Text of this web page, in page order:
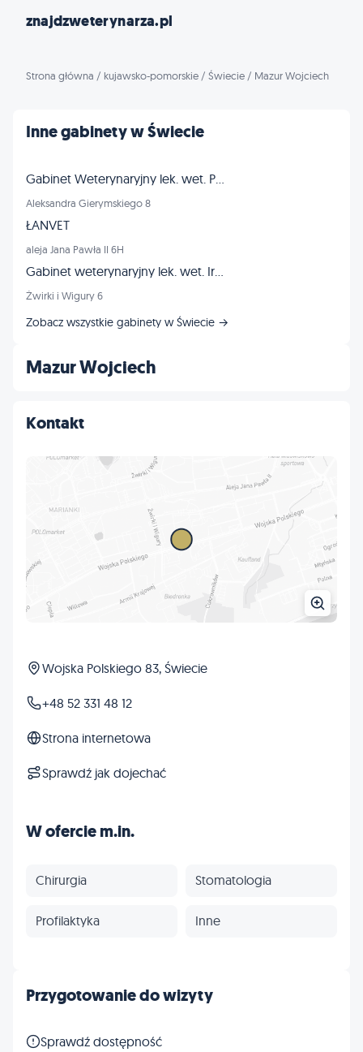
znajdzweterynarza.pl
Strona główna / kujawsko-pomorskie / Świecie / Mazur Wojciech
Mazur Wojciech
Kontakt
Wojska Polskiego 83, Świecie
+48 52 331 48 12
Strona internetowa
Sprawdź jak dojechać
W ofercie m.in.
Chirurgia Stomatologia
Profilaktyka Inne
Inne gabinety w Świecie
Gabinet Weterynaryjny lek. wet. Paweł Szydłowski
Aleksandra Gierymskiego 8
ŁANVET
aleja Jana Pawła II 6H
Gabinet weterynaryjny lek. wet. Ireneusz Ruciński
Żwirki i Wigury 6
Zobacz wszystkie gabinety w Świecie →
Przygotowanie do wizyty
Sprawdź dostępność